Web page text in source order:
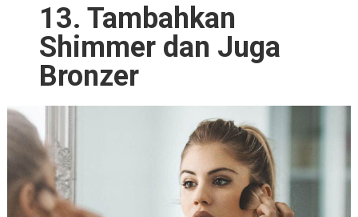
13. Tambahkan
Shimmer dan Juga
Bronzer